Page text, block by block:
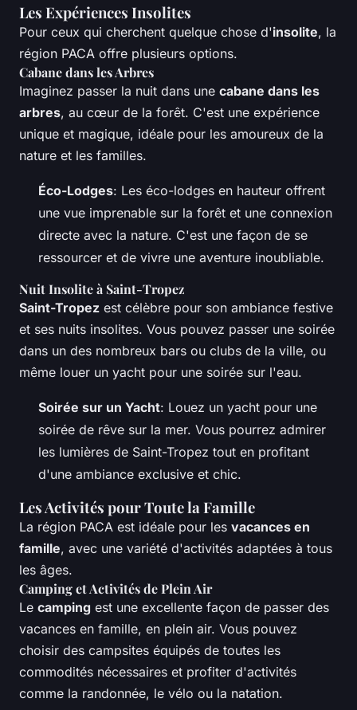
Les Expériences Insolites
Pour ceux qui cherchent quelque chose d'insolite, la
région PACA offre plusieurs options.
Cabane dans les Arbres
Imaginez passer la nuit dans une cabane dans les
arbres, au cœur de la forêt. C'est une expérience
unique et magique, idéale pour les amoureux de la
nature et les familles.
Éco-Lodges: Les éco-lodges en hauteur offrent
une vue imprenable sur la forêt et une connexion
directe avec la nature. C'est une façon de se
ressourcer et de vivre une aventure inoubliable.
Nuit Insolite à Saint-Tropez
Saint-Tropez est célèbre pour son ambiance festive
et ses nuits insolites. Vous pouvez passer une soirée
dans un des nombreux bars ou clubs de la ville, ou
même louer un yacht pour une soirée sur l'eau.
Soirée sur un Yacht: Louez un yacht pour une
soirée de rêve sur la mer. Vous pourrez admirer
les lumières de Saint-Tropez tout en profitant
d'une ambiance exclusive et chic.
Les Activités pour Toute la Famille
La région PACA est idéale pour les vacances en
famille, avec une variété d'activités adaptées à tous
les âges.
Camping et Activités de Plein Air
Le camping est une excellente façon de passer des
vacances en famille, en plein air. Vous pouvez
choisir des campsites équipés de toutes les
commodités nécessaires et profiter d'activités
comme la randonnée, le vélo ou la natation.